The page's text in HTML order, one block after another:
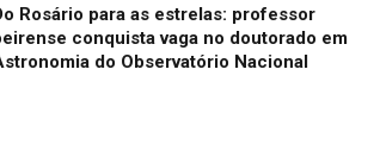
Rosário para as estrelas: professor
conquista vaga no doutorado em
do Observatório Nacional